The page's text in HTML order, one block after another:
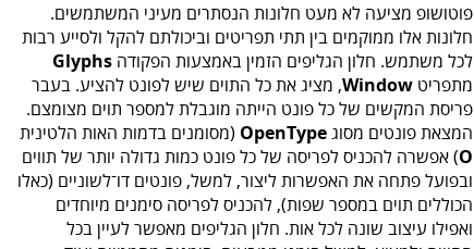
פוטושופ מציעה לא מעט חלונות הנסתרים מעיני המשתמשים.
חלונות אלו ממוקמים בין תתי תפריטים וביכולתם להקל ולסייע רבות
לכל משתמש. חלון הגליפים הזמין באמצעות הפקודה Glyphs
מתפריט Window, מציג את כל התוים שיש לפונט להציע. בעבר
פריסת המקשים של כל פונט הייתה מוגבלת למספר תוים מצומצם.
המצאת פונטים מסוגOpenType (מסומנים בדמות האות הלטינית
O) אפשרה להכניס לפריסה של כל פונט כמות גדולה יותר של תווים
ובפועל פתחה את האפשרות ליצור, למשל, פונטים דו־לשוניים (כאלו
הכוללים תוים במספר שפות), להכניס לפריסה סימנים מיוחדים
ואפילו עיצוב שונה לכל אות. חלון הגליפים מאפשר לעיין בכל